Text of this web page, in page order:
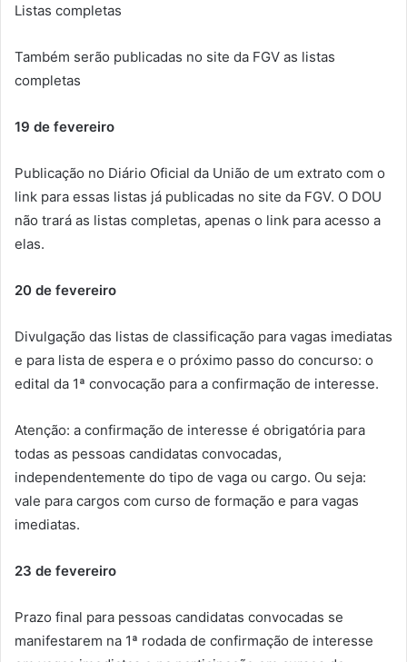
Listas completas
Também serão publicadas no site da FGV as listas
completas
19 de fevereiro
Publicação no Diário Oficial da União de um extrato com o
link para essas listas já publicadas no site da FGV. O DOU
não trará as listas completas, apenas o link para acesso a
elas.
20 de fevereiro
Divulgação das listas de classificação para vagas imediatas
e para lista de espera e o próximo passo do concurso: o
edital da 1ª convocação para a confirmação de interesse.
Atenção: a confirmação de interesse é obrigatória para
todas as pessoas candidatas convocadas,
independentemente do tipo de vaga ou cargo. Ou seja:
vale para cargos com curso de formação e para vagas
imediatas.
23 de fevereiro
Prazo final para pessoas candidatas convocadas se
manifestarem na 1ª rodada de confirmação de interesse